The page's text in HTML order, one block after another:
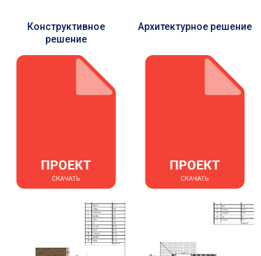
Конструктивное
решение
Архитектурное решение